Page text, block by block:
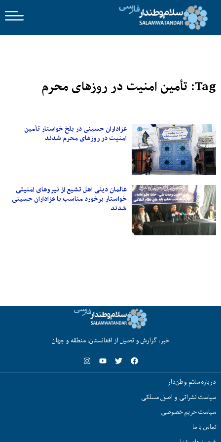
Tag: تأمین امنیت در روزهای محرم
عزاداران حسینی در بلخ خواستار تأمین
امنیت در روزهای محرم شدند
عالمان دینی اهل تشیع از نیروهای امنیتی
خواستار برخورد مناسب با عزاداران حسینی
شدند
خبر، گزارش و تحلیل از افغانستان، منطقه و جهان
درباره سلام وطن‌دار
سیاست نشراتی و اصول مسلکی
سیاست حریم خصوصی
تماس با ما